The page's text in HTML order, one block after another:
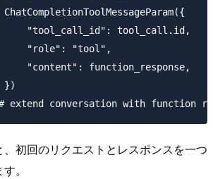
ChatCompletionToolMessageParam({
"tool_call_id": tool_call.id,
"role": "tool",
"content": function_response,
})
初回のリクエストとレスポンスを一つ
。